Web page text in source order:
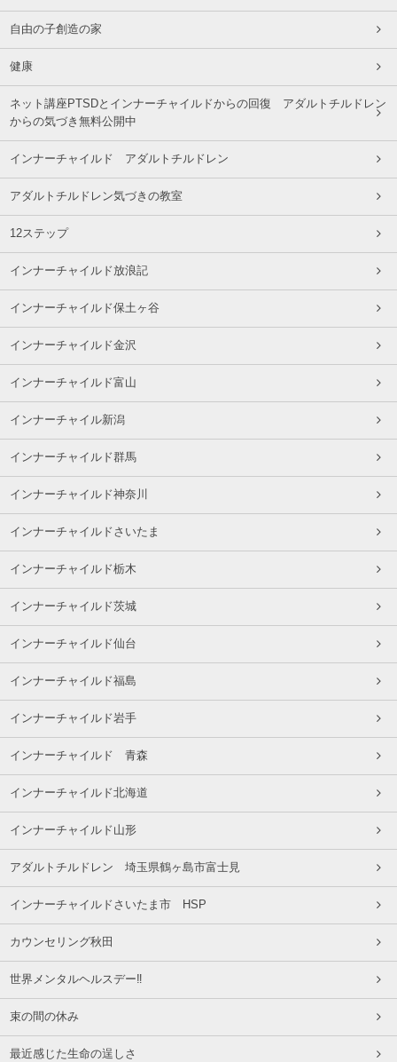
自由の子創造の家
健康
ネット講座PTSDとインナーチャイルドからの回復 アダルトチルドレン
からの気づき無料公開中
インナーチャイルド アダルトチルドレン
アダルトチルドレン気づきの教室
12ステップ
インナーチャイルド放浪記
インナーチャイルド保土ヶ谷
インナーチャイルド金沢
インナーチャイルド富山
インナーチャイル新潟
インナーチャイルド群馬
インナーチャイルド神奈川
インナーチャイルドさいたま
インナーチャイルド栃木
インナーチャイルド茨城
インナーチャイルド仙台
インナーチャイルド福島
インナーチャイルド岩手
インナーチャイルド 青森
インナーチャイルド北海道
インナーチャイルド山形
アダルトチルドレン 埼玉県鶴ヶ島市富士見
インナーチャイルドさいたま市 HSP
カウンセリング秋田
世界メンタルヘルスデー‼️
束の間の休み
最近感じた生命の逞しさ